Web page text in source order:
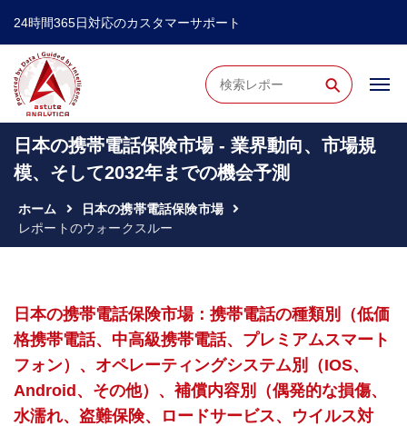
24時間365日対応のカスタマーサポート
⚲
日本の携帯電話保険市場 - 業界動向、市場規
模、そして2032年までの機会予測
ホーム
日本の携帯電話保険市場
レポートのウォークスルー
日本の携帯電話保険市場：携帯電話の種類別（低価
格携帯電話、中高級携帯電話、プレミアムスマート
フォン）、オペレーティングシステム別（iOS、
Android、その他）、補償内容別（偶発的な損傷、
水濡れ、盗難保険、ロードサービス、ウイルス対